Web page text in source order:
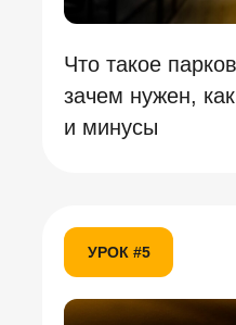
Что такое
зачем нужен,
и минусы
УРОК #5